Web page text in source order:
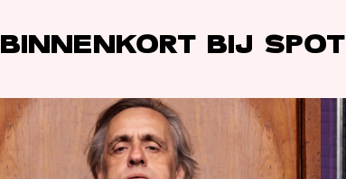
BINNENKORT BIJ SPOT